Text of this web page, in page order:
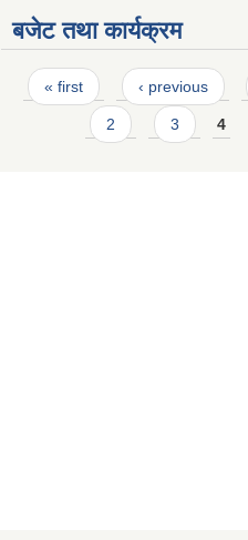
बजेट तथा कार्यक्रम
Pages
« first ‹ previous
2 3 4